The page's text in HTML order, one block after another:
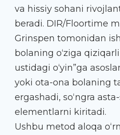
va hissiy sohani
beradi. DIR/Floortime
Grinspen tomonidan
bolaning o‘ziga qiziqarli
ustidagi o‘yin”ga
yoki ota-ona bolaning
ergashadi, so‘ngra
elementlarni kiritadi.
Ushbu metod aloqa